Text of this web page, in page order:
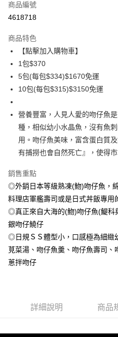
信用卡分期付款
合作金庫商業銀行
華南商業銀行
上海商業儲蓄銀行
國泰世華商業銀行
臺灣中小企業銀行
元大商業銀行
玉山商業銀行
台新國際商業銀行
台灣樂天信用卡公司
6 期 0 利率 每期
華南商業銀行
上海商業儲蓄銀行
國泰世華商業銀行
匯豐（台灣）商業銀行
聯邦商業銀行
元大商業銀行
玉山商業銀行
台新國際商業銀行
LINE Pay
Apple Pay
ATM付款
貨到付款
冷凍7-11取貨(快速到店，到貨後4
每筆NT$150，滿NT$999(含以上)
冷凍宅配-抗凍紙箱裝(可備註改保
每筆NT$150，滿NT$999(含以上)
冷凍宅配-紙箱裝
商品編號
4618718
商品特色
【點擊加入購物車】
1包$370
5包(每包$334)$1670免運
10包(每包$315)$3150免運
營養豐富，人見人愛的吻仔魚
種，相似幼小水晶魚，沒有魚
用。吻仔魚美味，富含蛋白質
有捕撈也會自然死亡』，使得
銷售重點
◎外銷日本等級熟凍(魩)吻仔魚，
料理店軍艦壽司或是日式丼飯專用
◎真正來自大海的(魩)吻仔魚(鯷科
銀吻仔鱙仔
◎日規ＳＳ體型小，口感極為細緻
莧菜湯、吻仔魚羹、吻仔魚壽司、
蔥拌吻仔
詳細說明 商品